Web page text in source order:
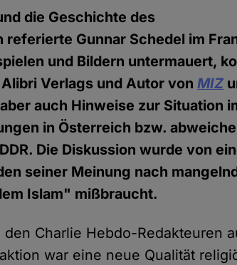
die Geschichte des
referierte Gunnar Schedel im
und Bildern untermauert,
Verlags und Autor vonMIZ
auch Hinweise zur Situation
in Österreich bzw.
Die Diskussion wurde von
seiner Meinung nach
Islam" mißbraucht.
Charlie Hebdo-Redakteuren
war eine neue Qualität